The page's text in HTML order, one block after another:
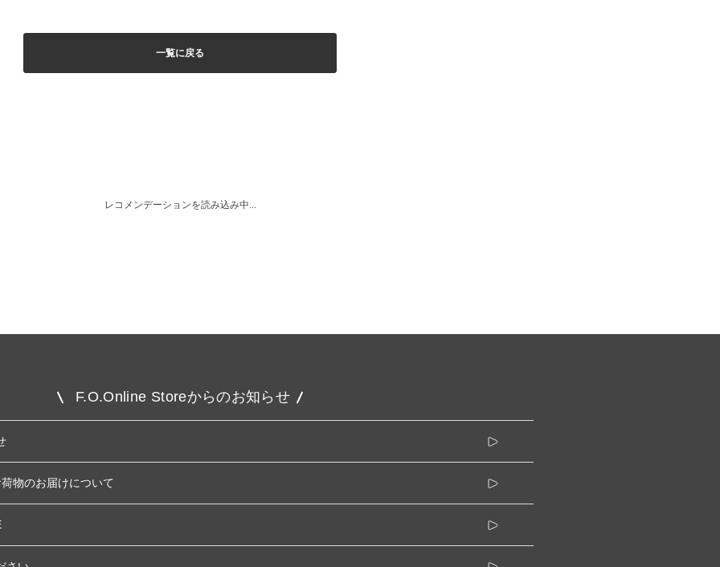
一覧に戻る
レコメンデーションを読み込み中...
F.O.Online Storeからのお知らせ
物のお届けについて